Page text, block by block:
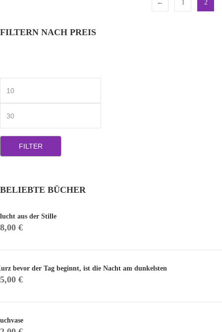
← 1 2
FILTERN NACH PREIS
Preis
Preis
FILTER
BELIEBTE BÜCHER
aus der Stille
€
bevor der Tag beginnt, ist die Nacht am dunkelsten
€